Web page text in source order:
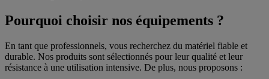
Pourquoi choisir nos équipements ?
En tant que professionnels, vous recherchez du matériel fiable et
durable. Nos produits sont sélectionnés pour leur qualité et leur
résistance à une utilisation intensive. De plus, nous proposons :